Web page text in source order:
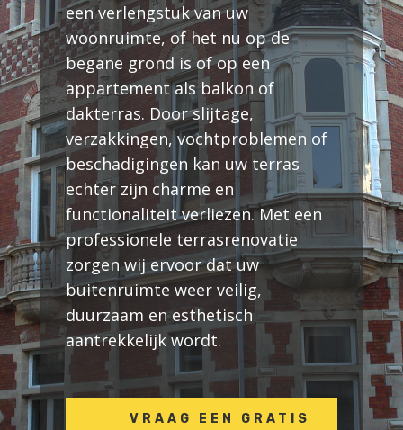
een verlengstuk van uw
woonruimte, of het nu op de
begane grond is of op een
appartement als balkon of
dakterras. Door slijtage,
verzakkingen, vochtproblemen of
beschadigingen kan uw terras
echter zijn charme en
functionaliteit verliezen. Met een
professionele terrasrenovatie
zorgen wij ervoor dat uw
buitenruimte weer veilig,
duurzaam en esthetisch
aantrekkelijk wordt.
VRAAG EEN GRATIS